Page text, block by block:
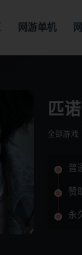
网游单机
匹
全部游戏
普
赞
永